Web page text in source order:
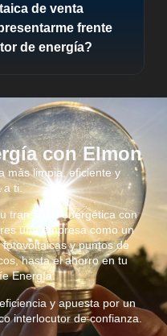
de venta
frente
de energía?
con Elmon
más limpia, eficiente y
ti.
transición energética con
una empresa como un
y puntos de
hasta el ahorro en tu
Energía.
y apuesta por un
interlocutor de confianza.